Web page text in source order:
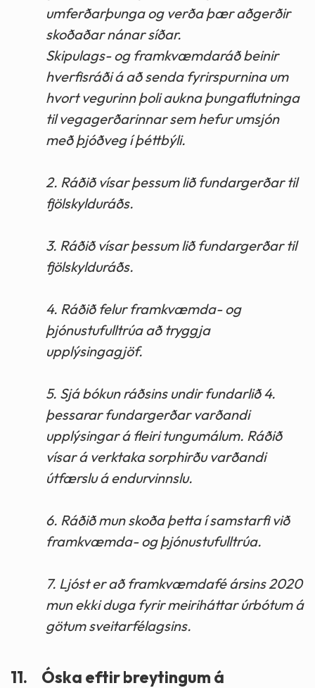
umferðarþunga og verða þær aðgerðir
skoðaðar nánar síðar.
Skipulags- og framkvæmdaráð beinir
hverfisráði á að senda fyrirspurnina um
hvort vegurinn þoli aukna þungaflutninga
til vegagerðarinnar sem hefur umsjón
með þjóðveg í þéttbýli.
2. Ráðið vísar þessum lið fundargerðar til
fjölskylduráðs.
3. Ráðið vísar þessum lið fundargerðar til
fjölskylduráðs.
4. Ráðið felur framkvæmda- og
þjónustufulltrúa að tryggja
upplýsingagjöf.
5. Sjá bókun ráðsins undir fundarlið 4.
þessarar fundargerðar varðandi
upplýsingar á fleiri tungumálum. Ráðið
vísar á verktaka sorphirðu varðandi
útfærslu á endurvinnslu.
6. Ráðið mun skoða þetta í samstarfi við
framkvæmda- og þjónustufulltrúa.
7. Ljóst er að framkvæmdafé ársins 2020
mun ekki duga fyrir meiriháttar úrbótum á
götum sveitarfélagsins.
11.
Óska eftir breytingum á